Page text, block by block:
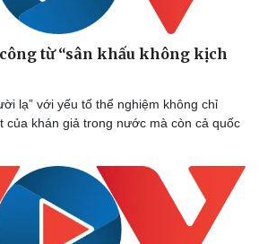
từ “sân khấu không kịch
lạ” với yếu tố thể nghiệm không chỉ
của khán giả trong nước mà còn cả quốc